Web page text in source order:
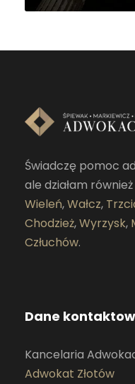
Świadczę pomoc
ale działam
Wieleń,Wałcz,
Chodzież,Wyrzysk,
Człuchów.
Dane
Kancelaria
Adwokat Złotów